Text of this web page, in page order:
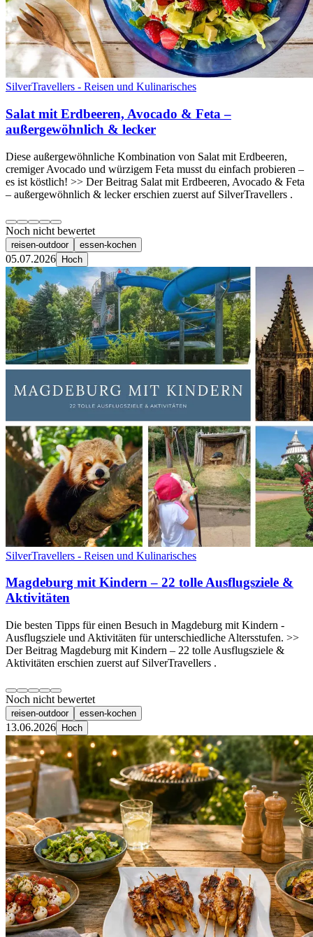
SilverTravellers - Reisen und Kulinarisches
Salat mit Erdbeeren, Avocado & Feta –
außergewöhnlich & lecker
Diese außergewöhnliche Kombination von Salat mit Erdbeeren,
cremiger Avocado und würzigem Feta musst du einfach probieren –
es ist köstlich! >> Der Beitrag Salat mit Erdbeeren, Avocado & Feta
– außergewöhnlich & lecker erschien zuerst auf SilverTravellers .
Noch nicht bewertet
reisen-outdoor essen-kochen
05.07.2026 Hoch
SilverTravellers - Reisen und Kulinarisches
Magdeburg mit Kindern – 22 tolle Ausflugsziele &
Aktivitäten
Die besten Tipps für einen Besuch in Magdeburg mit Kindern -
Ausflugsziele und Aktivitäten für unterschiedliche Altersstufen. >>
Der Beitrag Magdeburg mit Kindern – 22 tolle Ausflugsziele &
Aktivitäten erschien zuerst auf SilverTravellers .
Noch nicht bewertet
reisen-outdoor essen-kochen
13.06.2026 Hoch